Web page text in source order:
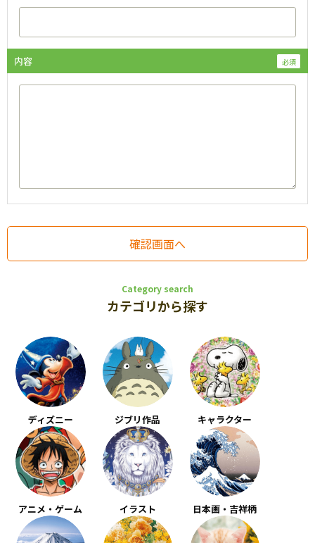
内容
Category search
カテゴリから探す
ディズニー ジブリ作品 キャラクター
アニメ・ゲーム イラスト 日本画・吉祥柄